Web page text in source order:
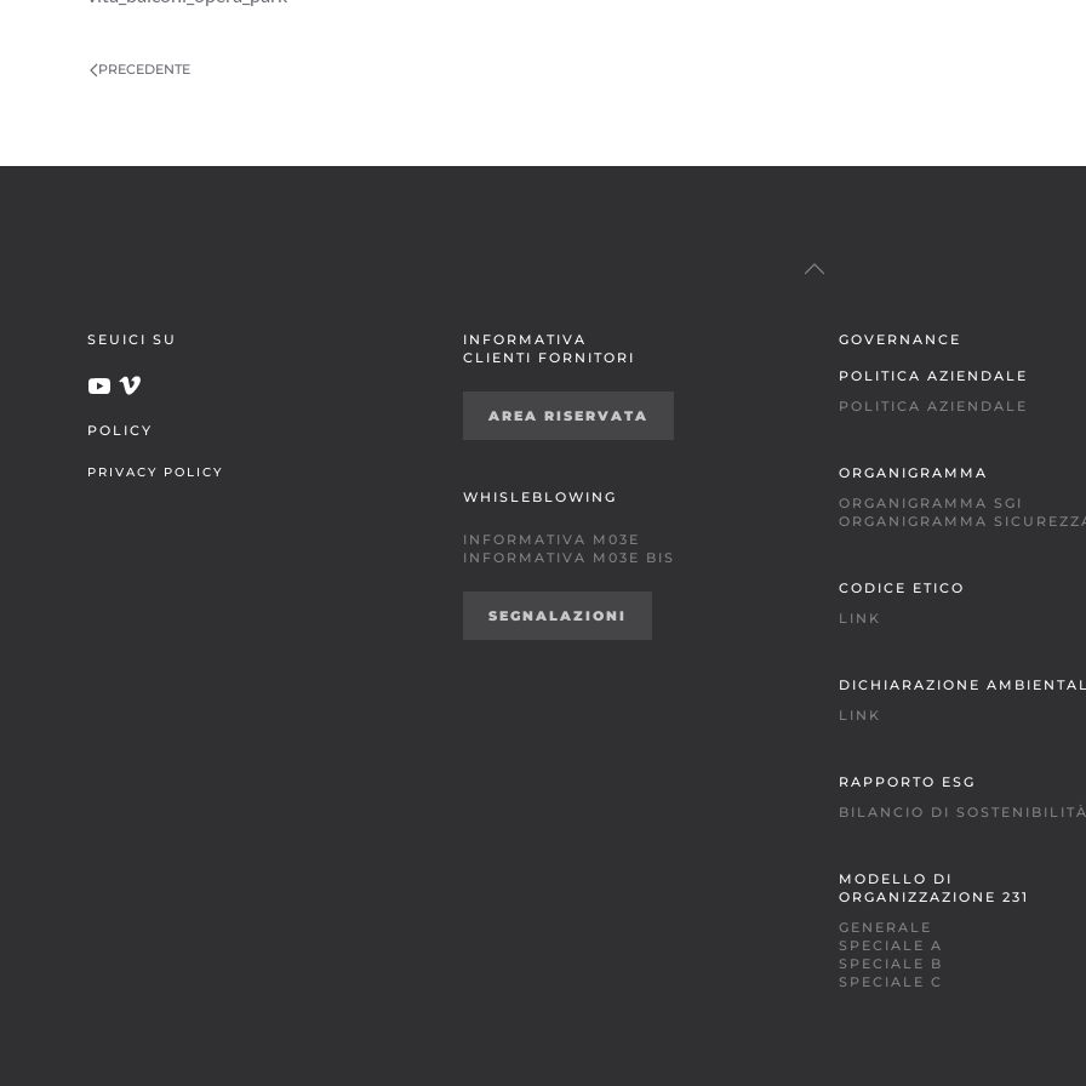
PRECEDENTE
SEUICI SU
POLICY
PRIVACY POLICY
INFORMATIVA
CLIENTI FORNITORI
AREA RISERVATA
WHISLEBLOWING
INFORMATIVA M03E
INFORMATIVA M03E BIS
SEGNALAZIONI
GOVERNANCE
POLITICA AZIENDALE
POLITICA AZIENDALE
ORGANIGRAMMA
ORGANIGRAMMA SGI
ORGANIGRAMMA
CODICE ETICO
LINK
DICHIARAZIONE
LINK
RAPPORTO ESG
BILANCIO DI
MODELLO DI
ORGANIZZAZIONE 231
GENERALE
SPECIALE A
SPECIALE B
SPECIALE C